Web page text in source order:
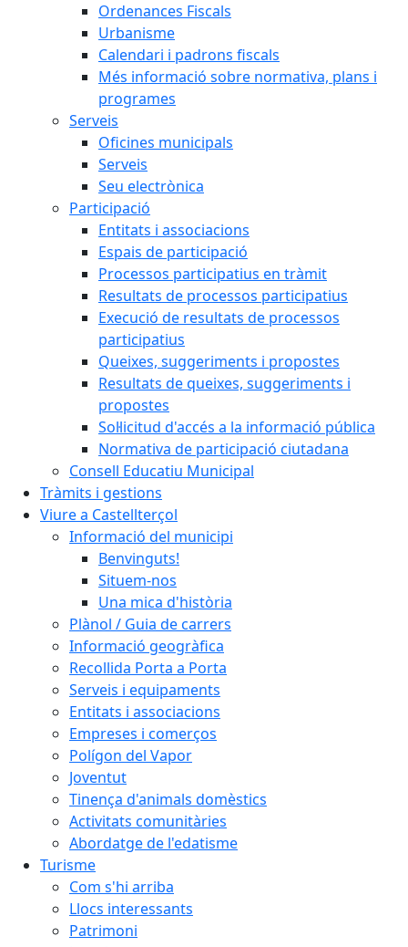
Ordenances Fiscals
Urbanisme
Calendari i padrons fiscals
Més informació sobre normativa, plans i
programes
Serveis
Oficines municipals
Serveis
Seu electrònica
Participació
Entitats i associacions
Espais de participació
Processos participatius en tràmit
Resultats de processos participatius
Execució de resultats de processos
participatius
Queixes, suggeriments i propostes
Resultats de queixes, suggeriments i
propostes
Sol·licitud d'accés a la informació pública
Normativa de participació ciutadana
Consell Educatiu Municipal
Tràmits i gestions
Viure a Castellterçol
Informació del municipi
Benvinguts!
Situem-nos
Una mica d'història
Plànol / Guia de carrers
Informació geogràfica
Recollida Porta a Porta
Serveis i equipaments
Entitats i associacions
Empreses i comerços
Polígon del Vapor
Joventut
Tinença d'animals domèstics
Activitats comunitàries
Abordatge de l'edatisme
Turisme
Com s'hi arriba
Llocs interessants
Patrimoni